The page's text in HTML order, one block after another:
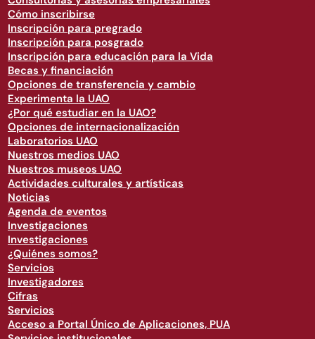
Cómo inscribirse
Inscripción para pregrado
Inscripción para posgrado
Inscripción para educación para la Vida
Becas y financiación
Opciones de transferencia y cambio
Experimenta la UAO
¿Por qué estudiar en la UAO?
Opciones de internacionalización
Laboratorios UAO
Nuestros medios UAO
Nuestros museos UAO
Actividades culturales y artísticas
Noticias
Agenda de eventos
Investigaciones
Investigaciones
¿Quiénes somos?
Servicios
Investigadores
Cifras
Servicios
Acceso a Portal Único de Aplicaciones, PUA